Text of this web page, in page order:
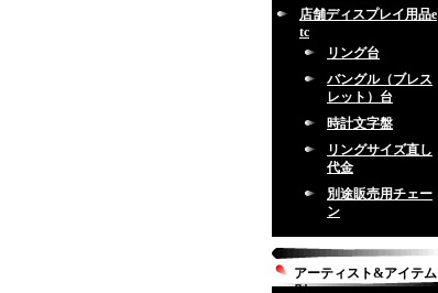
店舗ディスプレイ用品e
tc
リング台
バングル（ブレス
レット）台
時計文字盤
リングサイズ直し
代金
別途販売用チェー
ン
アーティスト&アイテム